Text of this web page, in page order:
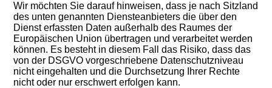
Wir möchten Sie darauf hinweisen, dass je nach Sitzland
des unten genannten Diensteanbieters die über den
Dienst erfassten Daten außerhalb des Raumes der
Europäischen Union übertragen und verarbeitet werden
können. Es besteht in diesem Fall das Risiko, dass das
von der DSGVO vorgeschriebene Datenschutzniveau
nicht eingehalten und die Durchsetzung Ihrer Rechte
nicht oder nur erschwert erfolgen kann.